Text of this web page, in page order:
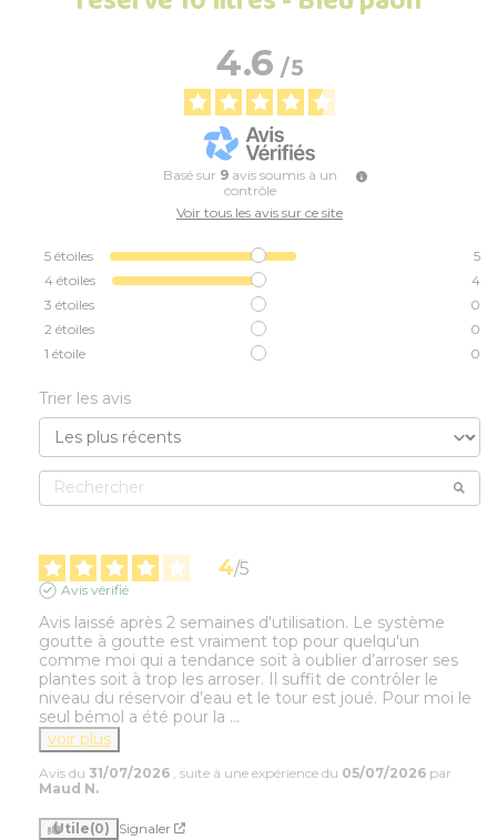
4.6/5
Basé sur 9 avis soumis à un
contrôle
Voir tous les avis sur ce site
5 étoiles
5
4 étoiles
4
3 étoiles
0
2 étoiles
0
1 étoile 0
Trier les avis
4/5
Avis vérifié
Avis laissé après 2 semaines d'utilisation. Le système
goutte à goutte est vraiment top pour quelqu'un
comme moi qui a tendance soit à oublier d’arroser ses
plantes soit à trop les arroser. Il suffit de contrôler le
niveau du réservoir d’eau et le tour est joué. Pour moi le
seul bémol a été pour la ...
voir plus
Avis du 31/07/2026 , suite à une expérience du 05/07/2026 par
Maud N.
Utile(0) Signaler